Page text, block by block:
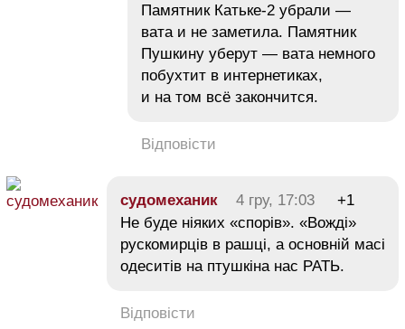
Памятник Катьке-2 убрали —
вата и не заметила. Памятник
Пушкину уберут — вата немного
побухтит в интернетиках,
и на том всё закончится.
Відповісти
судомеханик 4 гру, 17:03
+1
Не буде ніяких «спорів». «Вожді»
рускомирців в рашці, а основній масі
одеситів на птушкіна нас РАТЬ.
Відповісти